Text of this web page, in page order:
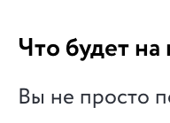
Что будет на
Вы не просто